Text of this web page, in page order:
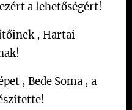
a lehetőségért!
, Hartai
, Bede Soma , a